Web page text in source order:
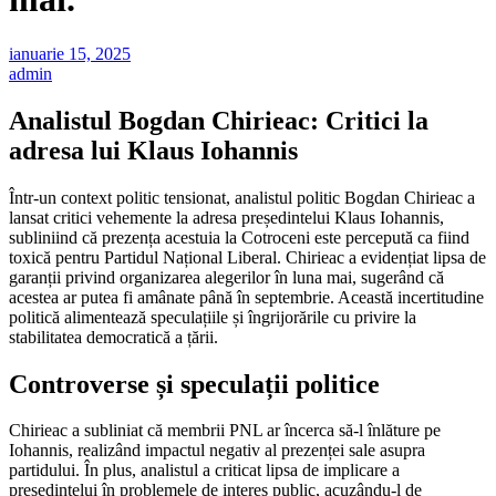
ianuarie 15, 2025
admin
Analistul Bogdan Chirieac: Critici la
adresa lui Klaus Iohannis
Într-un context politic tensionat, analistul politic Bogdan Chirieac a
lansat critici vehemente la adresa președintelui Klaus Iohannis,
subliniind că prezența acestuia la Cotroceni este percepută ca fiind
toxică pentru Partidul Național Liberal. Chirieac a evidențiat lipsa de
garanții privind organizarea alegerilor în luna mai, sugerând că
acestea ar putea fi amânate până în septembrie. Această incertitudine
politică alimentează speculațiile și îngrijorările cu privire la
stabilitatea democratică a țării.
Controverse și speculații politice
Chirieac a subliniat că membrii PNL ar încerca să-l înlăture pe
Iohannis, realizând impactul negativ al prezenței sale asupra
partidului. În plus, analistul a criticat lipsa de implicare a
președintelui în problemele de interes public, acuzându-l de